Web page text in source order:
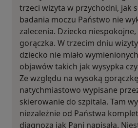
trzeci wizyta w przychodni, jak
badania moczu Państwo nie
zalecenia. Dziecko
gorączka. W trzecim dniu
dziecko nie miało
objawów takich jak wysypka
Ze względu na wysoką
natychmiastowo wypisane
skierowanie do szpitala. Tam
niezależnie od Państwa
diagnoza jak Pani napisała.